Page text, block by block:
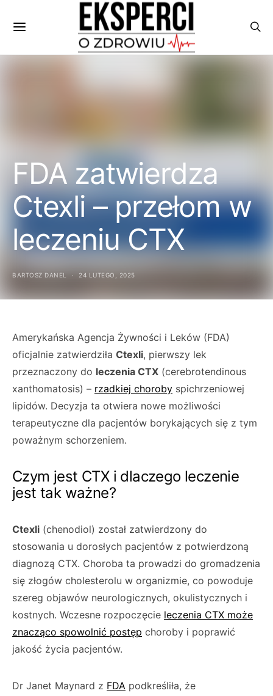
FDA zatwierdza
Ctexli – przełom w
leczeniu CTX
BARTOSZ DANEL 24 LUTEGO, 2025
Amerykańska Agencja Żywności i Leków (FDA)
oficjalnie zatwierdziła Ctexli, pierwszy lek
przeznaczony do leczenia CTX (cerebrotendinous
xanthomatosis) – rzadkiej choroby spichrzeniowej
lipidów. Decyzja ta otwiera nowe możliwości
terapeutyczne dla pacjentów borykających się z tym
poważnym schorzeniem.
Czym jest CTX i dlaczego leczenie
jest tak ważne?
Ctexli (chenodiol) został zatwierdzony do
stosowania u dorosłych pacjentów z potwierdzoną
diagnozą CTX. Choroba ta prowadzi do gromadzenia
się złogów cholesterolu w organizmie, co powoduje
szereg objawów neurologicznych, okulistycznych i
kostnych. Wczesne rozpoczęcie leczenia CTX może
znacząco spowolnić postęp choroby i poprawić
jakość życia pacjentów.
Dr Janet Maynard z FDA podkreśliła, że